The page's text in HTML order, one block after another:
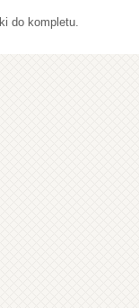
do kompletu.